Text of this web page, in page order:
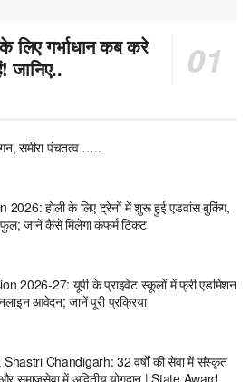
लिए गर्भाधान कब करे
जानिए..
समीरा पंचतत्व …..
2026: होली के लिए ट्रेनों में शुरू हुई एडवांस बुकिंग,
जानें कैसे मिलेगा कंफर्म टिकट
2026-27: यूपी के प्राइवेट स्कूलों में फ्री एडमिशन
आवेदन; जानें पूरी प्रक्रिया
Chandigarh: 32 वर्षों की सेवा में संस्कृत
समाजसेवा में अद्वितीय योगदान | State Award